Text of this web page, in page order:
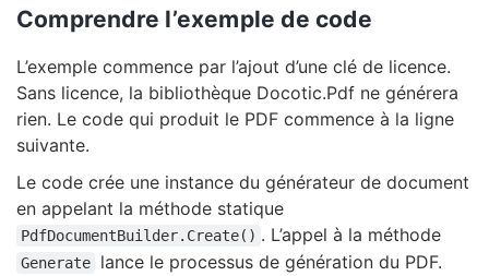
Comprendre l’exemple de code
L’exemple commence par l’ajout d’une clé de licence.
Sans licence, la bibliothèque Docotic.Pdf ne générera
rien. Le code qui produit le PDF commence à la ligne
suivante.
Le code crée une instance du générateur de document
en appelant la méthode statique
PdfDocumentBuilder.Create() . L’appel à la méthode
Generate
lance le processus de génération du PDF.